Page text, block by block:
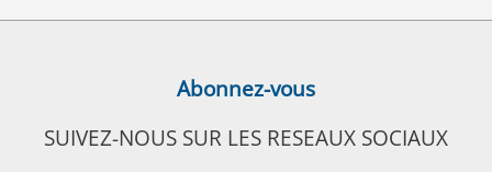
Abonnez-vous
SUIVEZ-NOUS SUR LES RESEAUX SOCIAUX